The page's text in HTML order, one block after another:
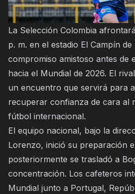
La Selección Colombia
p. m. en el estadio El Campín
compromiso amistoso antes de
hacia el Mundial de 2026. El
un encuentro que servirá para
recuperar confianza de cara al
fútbol internacional.
El equipo nacional, bajo la
Lorenzo, inició su preparación
posteriormente se trasladó a
concentración. Los cafeteros
Mundial junto a Portugal,